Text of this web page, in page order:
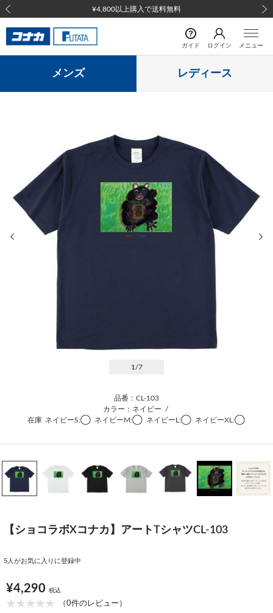
¥4,800以上購入で送料無料
前の画像
ガイド ログイン メニュー
メンズ レディース
前の画像
1 /7
品番：CL-103
カラー：ネイビー
/
在庫 ネイビーS:◯ ネイビーM:◯ ネイビーL:◯ ネイビーXL:◯
【ショコラボXコナカ】アートTシャツCL-103
5 人がお気に入りに登録中
¥4,290 税込
（0件のレビュー）